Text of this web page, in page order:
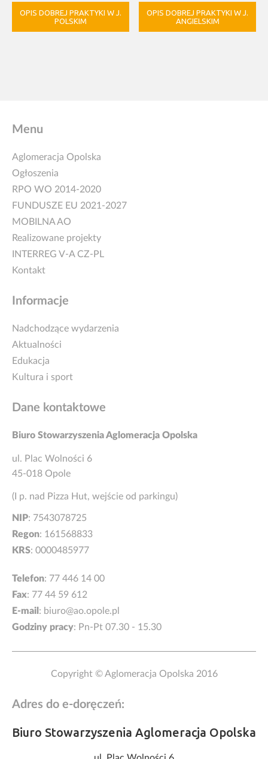
OPIS DOBREJ PRAKTYKI W J.
POLSKIM
OPIS DOBREJ PRAKTYKI W J.
ANGIELSKIM
Menu
Aglomeracja Opolska
Ogłoszenia
RPO WO 2014-2020
FUNDUSZE EU 2021-2027
MOBILNA AO
Realizowane projekty
INTERREG V-A CZ-PL
Kontakt
Informacje
Nadchodzące wydarzenia
Aktualności
Edukacja
Kultura i sport
Dane kontaktowe
Biuro Stowarzyszenia Aglomeracja Opolska
ul. Plac Wolności 6
45-018 Opole
(I p. nad Pizza Hut, wejście od parkingu)
NIP: 7543078725
Regon: 161568833
KRS: 0000485977
Telefon: 77 446 14 00
Fax: 77 44 59 612
E-mail : biuro@ao.opole.pl
Godziny pracy: Pn-Pt 07.30 - 15.30
Copyright © Aglomeracja Opolska 2016
Adres do e-doręczeń:
Biuro Stowarzyszenia Aglomeracja Opolska